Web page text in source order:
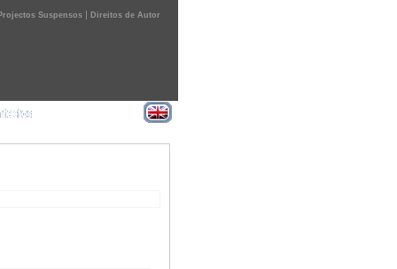
Projectos Suspensos | Direitos de Autor